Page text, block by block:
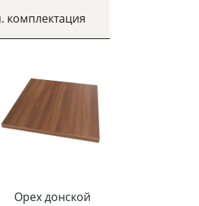
комплектация
Орех донской